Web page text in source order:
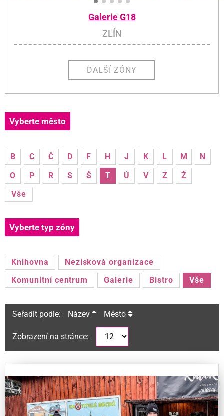
Galerie G18
ZLÍN
DALŠÍ ZÓNY
Vyberte město
B C Č D F H J K L M
N
O
P R S Š T Ú V Z
Ž
Vše
Vyberte typ zóny
Knihovna
Nezisková organizace
Komunitní centrum
Galerie Bistro Vše
Seřadit podle: Název Město
Zobrazení na stránce: